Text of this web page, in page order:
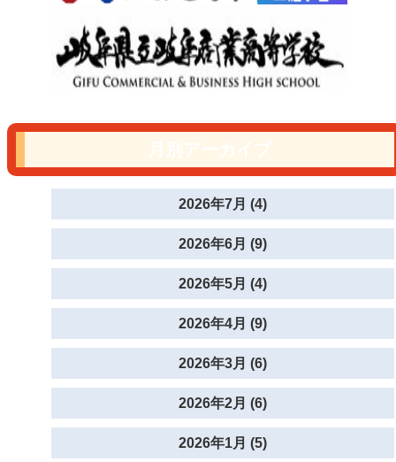
2026年7月 (4)
2026年6月 (9)
2026年5月 (4)
2026年4月 (9)
2026年3月 (6)
2026年2月 (6)
2026年1月 (5)